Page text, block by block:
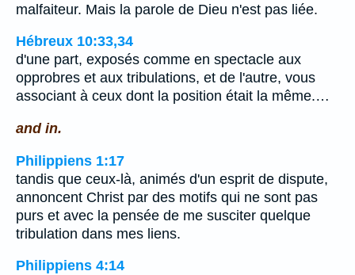
malfaiteur. Mais la parole de Dieu n'est pas liée.
Hébreux 10:33,34
d'une part, exposés comme en spectacle aux
opprobres et aux tribulations, et de l'autre, vous
associant à ceux dont la position était la même.…
and in.
Philippiens 1:17
tandis que ceux-là, animés d'un esprit de dispute,
annoncent Christ par des motifs qui ne sont pas
purs et avec la pensée de me susciter quelque
tribulation dans mes liens.
Philippiens 4:14